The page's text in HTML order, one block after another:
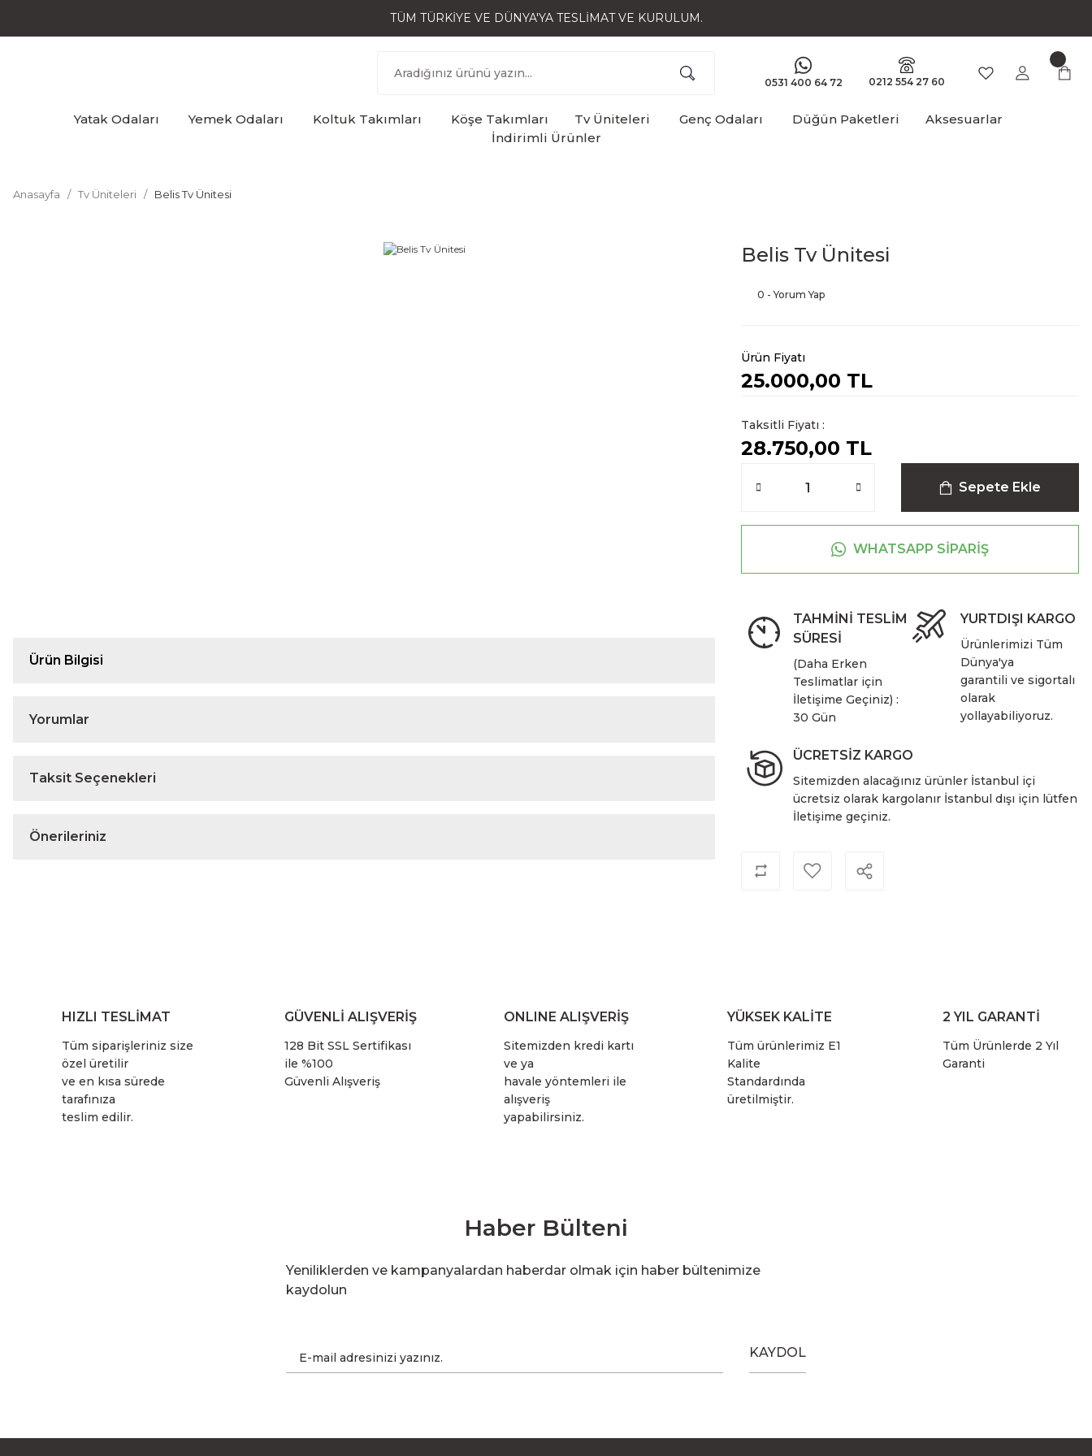
TÜM TÜRKİYE VE DÜNYA'YA TESLİMAT VE KURULUM.
0531 400 64 72 0212 554 27 60
Yatak Odaları Yemek Odaları Koltuk Takımları Köşe Takımları Tv Üniteleri Genç Odaları Düğün Paketleri
Aksesuarlar
İndirimli Ürünler
Anasayfa Tv Üniteleri Belis Tv Ünitesi
Ürün Bilgisi
Yorumlar
Taksit Seçenekleri
Önerileriniz
Belis Tv Ünitesi
0 - Yorum Yap
Ürün Fiyatı
25.000,00 TL
Taksitli Fiyatı :
28.750,00 TL
Sepete Ekle
WHATSAPP SİPARİŞ
TAHMİNİ TESLİM
SÜRESİ
(Daha Erken
Teslimatlar için
İletişime Geçiniz) :
30 Gün
YURTDIŞI KARGO
Ürünlerimizi Tüm
Dünya'ya
garantili ve sigortalı
olarak
yollayabiliyoruz.
ÜCRETSİZ KARGO
Sitemizden alacağınız ürünler İstanbul içi
ücretsiz olarak kargolanır İstanbul dışı için lütfen
İletişime geçiniz.
HIZLI TESLİMAT
Tüm siparişleriniz size
özel üretilir
ve en kısa sürede
tarafınıza
teslim edilir.
GÜVENLİ ALIŞVERİŞ
128 Bit SSL Sertifikası
ile %100
Güvenli Alışveriş
ONLINE ALIŞVERİŞ
Sitemizden kredi kartı
ve ya
havale yöntemleri ile
alışveriş
yapabilirsiniz.
YÜKSEK KALİTE
Tüm ürünlerimiz E1
Kalite
Standardında
üretilmiştir.
2 YIL GARANTİ
Tüm Ürünlerde 2 Yıl
Garanti
Haber Bülteni
Yeniliklerden ve kampanyalardan haberdar olmak için haber bültenimize
kaydolun
KAYDOL